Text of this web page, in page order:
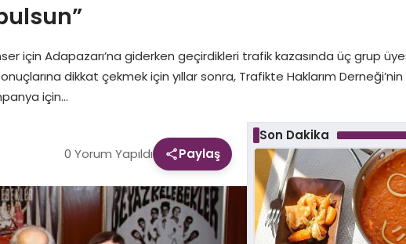
için Adapazarı’na giderken geçirdikleri trafik kazasında üç grup
dikkat çekmek için yıllar sonra, Trafikte Haklarım Derneği’nin
için…
0 Yorum Yapıldı Paylaş
Son Dakika